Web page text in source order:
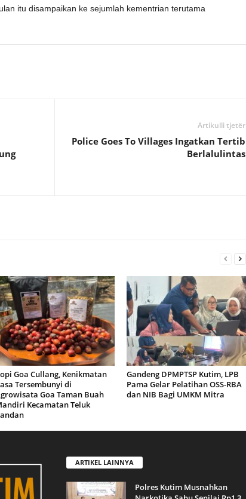
itu disampaikan ke sejumlah kementrian terutama
Artikulli tjetër
Police Goes To Villages Ingatkan Tertib
Berlalulintas
Goa Cullang, Kenikmatan
Tersembunyi di
Goa Taman Buah
Kecamatan Teluk
Gandeng DPMPTSP Kutim, LPB
Pama Gelar Pelatihan OSS-RBA
dan NIB Bagi UMKM Mitra
ARTIKEL LAINNYA
Polres Kutim Musnahkan